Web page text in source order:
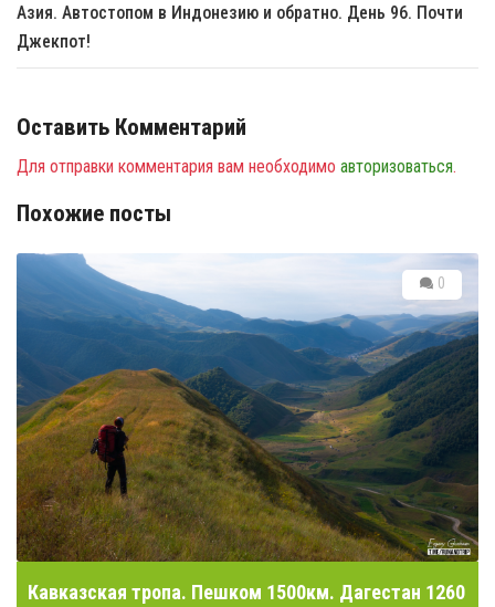
Азия. Автостопом в Индонезию и обратно. День 96. Почти
Джекпот!
Оставить Комментарий
Для отправки комментария вам необходимо авторизоваться.
Похожие посты
0
Кавказская тропа. Пешком 1500км. Дагестан 1260